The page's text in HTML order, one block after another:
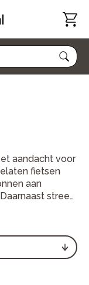
aandacht voor
fietsen
aan
streeft
mogelijk